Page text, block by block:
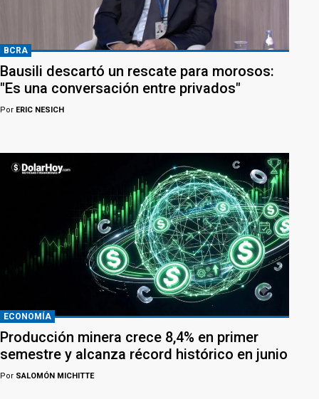
BCRA
Bausili descartó un rescate para morosos:
"Es una conversación entre privados"
Por ERIC NESICH
ECONOMÍA
Producción minera crece 8,4% en primer
semestre y alcanza récord histórico en junio
Por SALOMÓN MICHITTE